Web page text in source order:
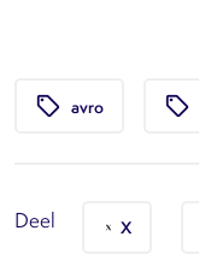
local_offer avro local_offer
Deel X